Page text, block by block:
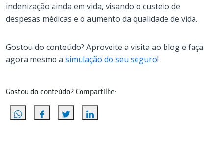
indenização ainda em vida, visando o custeio de
despesas médicas e o aumento da qualidade de vida.
Gostou do conteúdo? Aproveite a visita ao blog e faça
agora mesmo a simulação do seu seguro!
Gostou do conteúdo? Compartilhe: